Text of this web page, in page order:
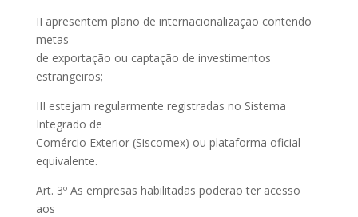
II apresentem plano de internacionalização contendo
metas
de exportação ou captação de investimentos
estrangeiros;
III estejam regularmente registradas no Sistema
Integrado de
Comércio Exterior (Siscomex) ou plataforma oficial
equivalente.
Art. 3º As empresas habilitadas poderão ter acesso
aos